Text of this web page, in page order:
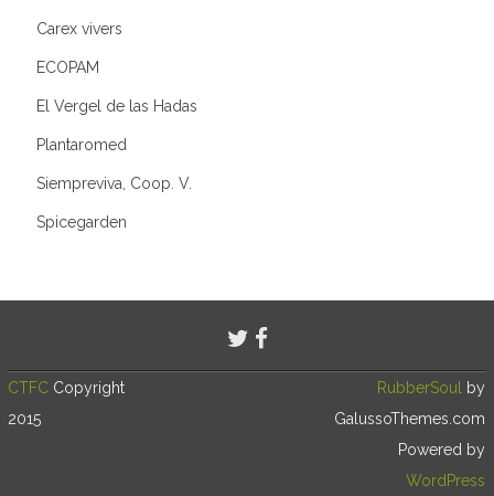
Carex vivers
ECOPAM
El Vergel de las Hadas
Plantaromed
Siempreviva, Coop. V.
Spicegarden
CTFC Copyright
2015
RubberSoul
by
GalussoThemes.com
Powered by
WordPress